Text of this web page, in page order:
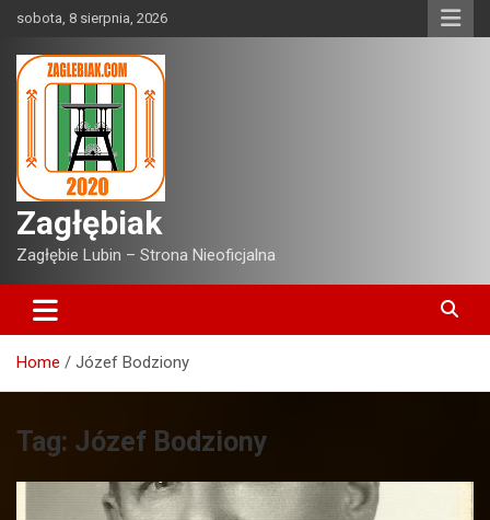
content
sobota, 8 sierpnia, 2026
Zagłębiak
Zagłębie Lubin – Strona Nieoficjalna
Home Józef Bodziony
Tag: Józef Bodziony